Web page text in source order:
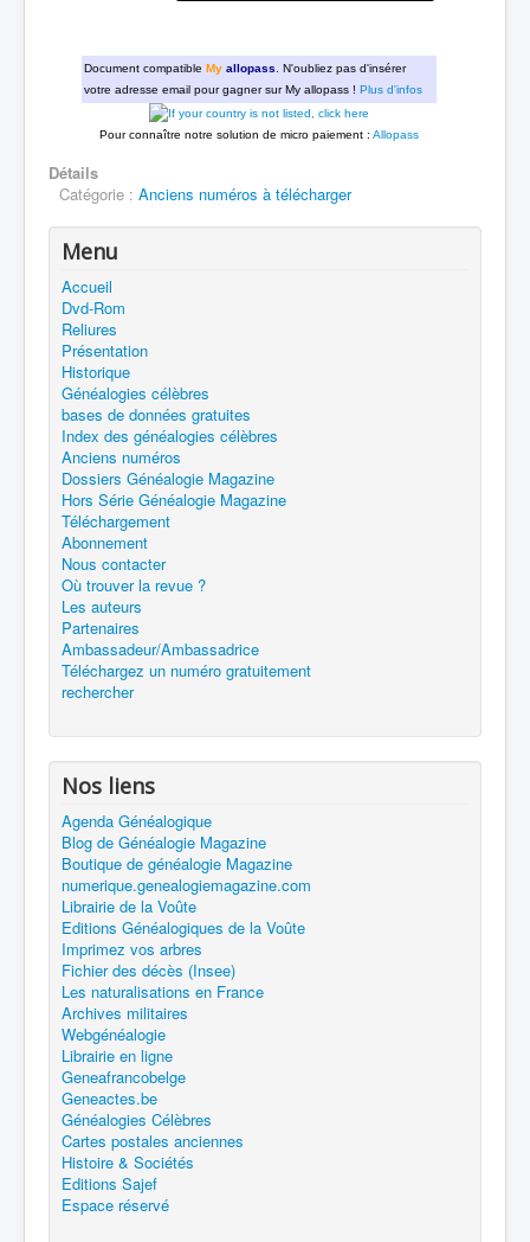
Document compatible My allopass . N'oubliez pas d'insérer
votre adresse email pour gagner sur My allopass ! Plus d'infos
Pour connaître notre solution de micro paiement : Allopass
Détails
Catégorie : Anciens numéros à télécharger
Menu
Accueil
Dvd-Rom
Reliures
Présentation
Historique
Généalogies célèbres
bases de données gratuites
Index des généalogies célèbres
Anciens numéros
Dossiers Généalogie Magazine
Hors Série Généalogie Magazine
Téléchargement
Abonnement
Nous contacter
Où trouver la revue ?
Les auteurs
Partenaires
Ambassadeur/Ambassadrice
Téléchargez un numéro gratuitement
rechercher
Nos liens
Agenda Généalogique
Blog de Généalogie Magazine
Boutique de généalogie Magazine
numerique.genealogiemagazine.com
Librairie de la Voûte
Editions Généalogiques de la Voûte
Imprimez vos arbres
Fichier des décès (Insee)
Les naturalisations en France
Archives militaires
Webgénéalogie
Librairie en ligne
Geneafrancobelge
Geneactes.be
Généalogies Célèbres
Cartes postales anciennes
Histoire & Sociétés
Editions Sajef
Espace réservé